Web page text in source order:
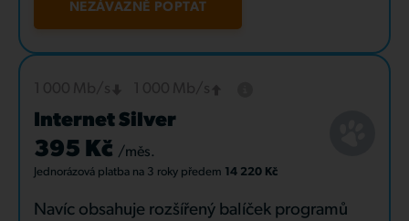
NEZÁVAZNĚ POPTAT
Internet Silver
395 Kč /měs.
Jednorázová platba na 3 roky předem 14 220 Kč
Navíc obsahuje rozšířený balíček programů